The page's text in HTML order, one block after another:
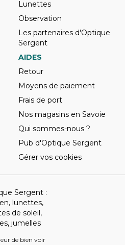
de bien voir
Lunettes
Observation
Les partenaires d'Optique
Sergent
AIDES
Retour
Moyens de paiement
Frais de port
Nos magasins en Savoie
Qui sommes-nous ?
Pub d'Optique Sergent
Gérer vos cookies